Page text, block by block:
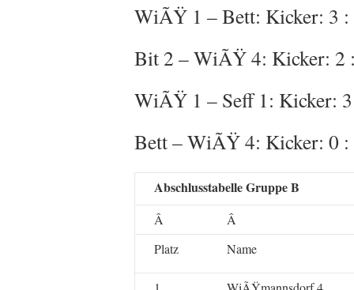
WiÃŸ 1 – Bett: Kicker: 3 :
Bit 2 – WiÃŸ 4: Kicker: 2
WiÃŸ 1 – Seff 1: Kicker:
Bett – WiÃŸ 4: Kicker: 0 :
Abschlusstabelle Gruppe B
Â
Â
Platz
Name